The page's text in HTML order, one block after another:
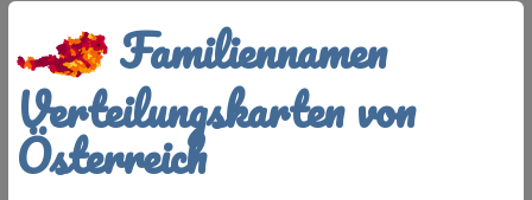
Familiennamen
Verteilungskarten von
Österreich